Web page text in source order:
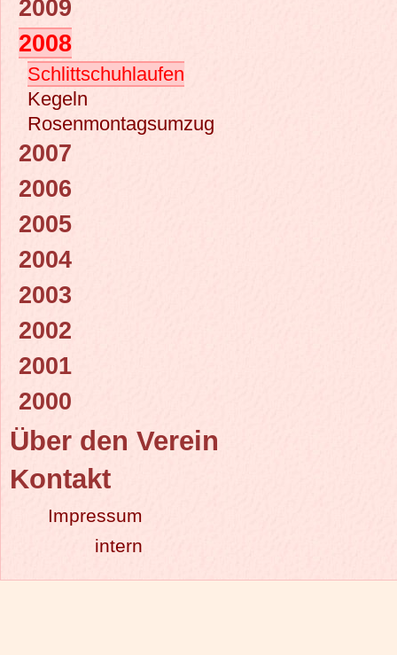
2009
2008
Schlittschuhlaufen
Kegeln
Rosenmontagsumzug
2007
2006
2005
2004
2003
2002
2001
2000
Über den Verein
Kontakt
Impressum
intern